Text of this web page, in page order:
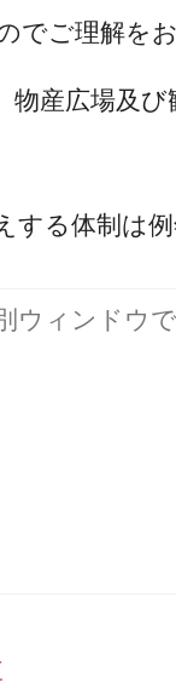
でご理解を
物産広場及
する体制は
ウィンドウ